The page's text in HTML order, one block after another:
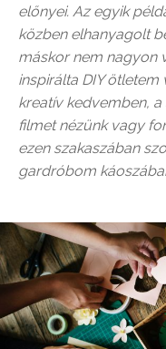
előnyei. Az egyik
közben elhanyagolt
máskor nem nagyon
inspirálta DIY
kreatív kedvemben,
filmet nézünk vagy
ezen szakaszában
gardróbom